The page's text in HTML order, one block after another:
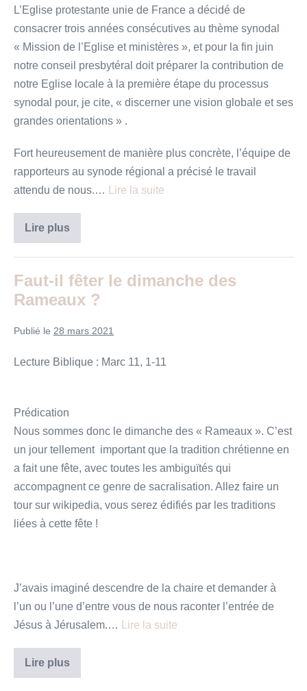
L’Eglise protestante unie de France a décidé de
consacrer trois années consécutives au thème synodal
« Mission de l’Eglise et ministères », et pour la fin juin
notre conseil presbytéral doit préparer la contribution de
notre Eglise locale à la première étape du processus
synodal pour, je cite, « discerner une vision globale et ses
grandes orientations » .
Fort heureusement de manière plus concrète, l’équipe de
rapporteurs au synode régional a précisé le travail
attendu de nous.…
Lire la suite
Lire plusA
l’Eglise
Faut-il fêter le dimanche des
Rameaux ?
Publié le 28 mars 2021
Lecture Biblique : Marc 11, 1-11
Prédication
Nous sommes donc le dimanche des « Rameaux ». C’est
un jour tellement important que la tradition chrétienne en
a fait une fête, avec toutes les ambiguïtés qui
accompagnent ce genre de sacralisation. Allez faire un
tour sur wikipedia, vous serez édifiés par les traditions
liées à cette fête !
J’avais imaginé descendre de la chaire et demander à
l’un ou l’une d’entre vous de nous raconter l’entrée de
Jésus à Jérusalem.…
Lire la suite
Lire plusFaut-